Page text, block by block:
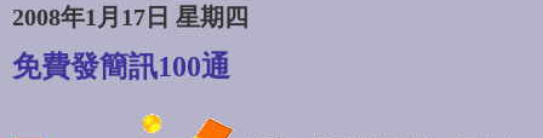
2008年1月17日 星期四
免費發簡訊100通